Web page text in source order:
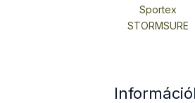
Sportex
STORMSURE